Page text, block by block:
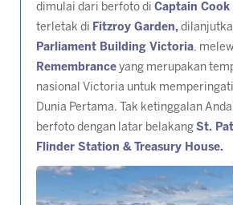
dimulai dari berfoto di Captain Cook
terletak di Fitzroy Garden,
Parliament Building Victoria,
Remembrance yang merupakan
nasional Victoria untuk
Dunia Pertama. Tak ketinggalan
berfoto dengan latar belakang St.
Flinder Station & Treasury House.